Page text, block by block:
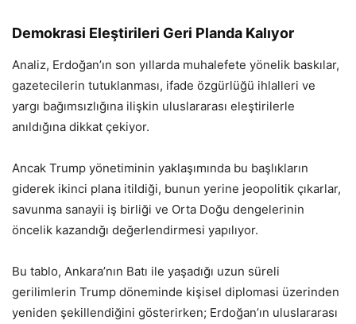
Demokrasi Eleştirileri Geri Planda Kalıyor
Analiz, Erdoğan’ın son yıllarda muhalefete yönelik baskılar,
gazetecilerin tutuklanması, ifade özgürlüğü ihlalleri ve
yargı bağımsızlığına ilişkin uluslararası eleştirilerle
anıldığına dikkat çekiyor.
Ancak Trump yönetiminin yaklaşımında bu başlıkların
giderek ikinci plana itildiği, bunun yerine jeopolitik çıkarlar,
savunma sanayii iş birliği ve Orta Doğu dengelerinin
öncelik kazandığı değerlendirmesi yapılıyor.
Bu tablo, Ankara’nın Batı ile yaşadığı uzun süreli
gerilimlerin Trump döneminde kişisel diplomasi üzerinden
yeniden şekillendiğini gösterirken; Erdoğan’ın uluslararası